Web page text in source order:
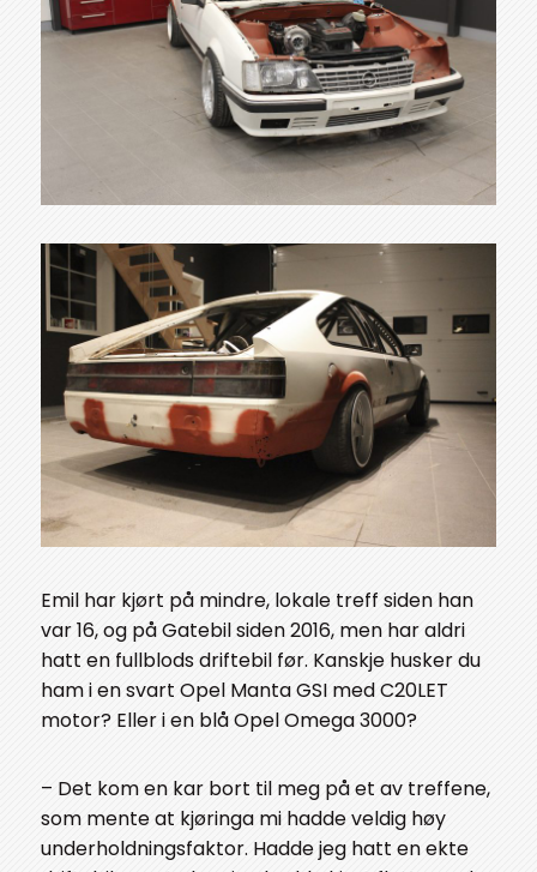
Emil har kjørt på mindre, lokale treff siden han
var 16, og på Gatebil siden 2016, men har aldri
hatt en fullblods driftebil før. Kanskje husker du
ham i en svart Opel Manta GSI med C20LET
motor? Eller i en blå Opel Omega 3000?
– Det kom en kar bort til meg på et av treffene,
som mente at kjøringa mi hadde veldig høy
underholdningsfaktor. Hadde jeg hatt en ekte